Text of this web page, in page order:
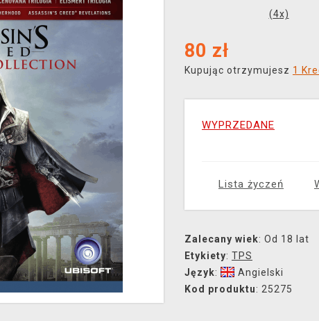
(4x)
80 zł
Kupując otrzymujesz 1
WYPRZEDANE
Lista życzeń
Zalecany wiek: Od 18 lat
Etykiety: TPS
Język:
Angielski
Kod produktu: 25275